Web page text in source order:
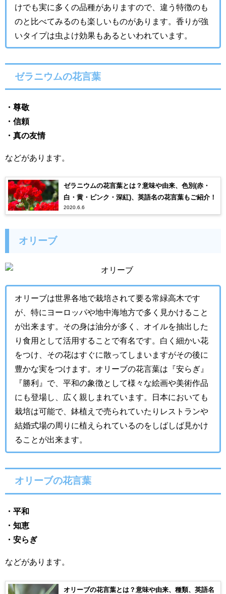
けでも実に多くの品種がありますので、違う特徴のも
のと比べてみるのも楽しいものがあります。香りが強
いタイプは虫よけ効果もあるといわれています。
ゼラニウムの花言葉
・尊敬
・信頼
・真の友情
などがあります。
ゼラニウムの花言葉とは？意味や由来、色別(赤・
白・黄・ピンク・深紅)、英語名の花言葉もご紹介！
2020.6.6
オリーブ
オリーブは世界各地で栽培されて要る常緑高木です
が、特にヨーロッパや地中海地方で多く見かけること
が出来ます。その身は油分が多く、オイルを抽出した
り食用として活用することで有名です。白く細かい花
をつけ、その花はすぐに散ってしまいますがその後に
豊かな実をつけます。オリーブの花言葉は『安らぎ』
『勝利』で、平和の象徴として様々な絵画や美術作品
にも登場し、広く親しまれています。日本においても
栽培は可能で、鉢植えで売られていたりレストランや
結婚式場の周りに植えられているのをしばしば見かけ
ることが出来ます。
オリーブの花言葉
・平和
・知恵
・安らぎ
などがあります。
オリーブの花言葉とは？意味や由来、種類、英語名